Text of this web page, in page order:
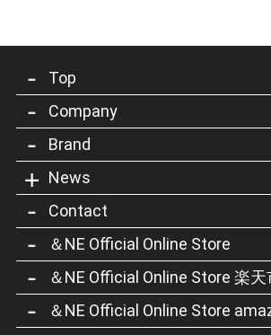
Top
Company
Brand
News
Contact
＆NE Official Online Store
＆NE Official Online Store 楽
＆NE Official Online Store